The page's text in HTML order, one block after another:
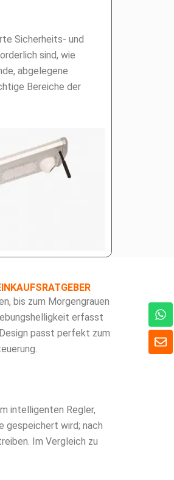
Sicherheits- und
sind, wie
abgelegene
Bereiche der
bis zum Morgengrauen
erfasst
passt perfekt zum
intelligenten Regler,
gespeichert wird; nach
Im Vergleich zu
U
m
W
h
a
t
s